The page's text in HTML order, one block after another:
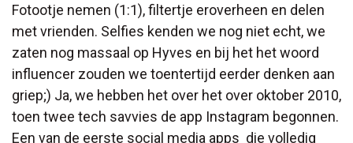
Fotootje nemen (1:1), filtertje eroverheen en delen
met vrienden. Selfies kenden we nog niet echt, we
zaten nog massaal op Hyves en bij het het woord
influencer zouden we toentertijd eerder denken aan
griep;) Ja, we hebben het over het over oktober 2010,
toen twee tech savvies de app Instagram begonnen.
Een van de eerste social media apps die volledig